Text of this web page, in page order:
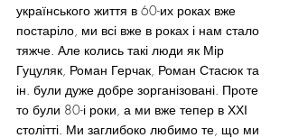
українського життя в 60-их роках вже
постаріло, ми всі вже в роках і нам стало
тяжче. Але колись такі люди як Мір
Гуцуляк, Роман Герчак, Роман Стасюк та
ін. були дуже добре зорганізовані. Проте
то були 80-і роки, а ми вже тепер в ХХІ
столітті. Ми заглибоко любимо те, що ми